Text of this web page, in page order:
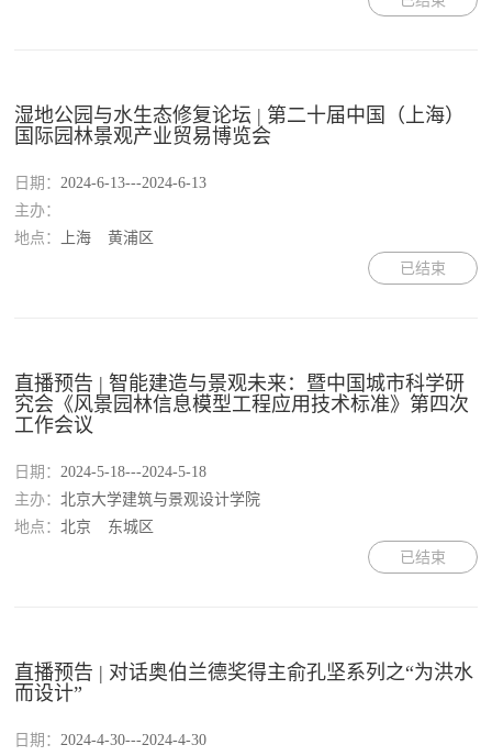
湿地公园与水生态修复论坛 | 第二十届中国（上海）
国际园林景观产业贸易博览会
日期：2024-6-13---2024-6-13
主办：
地点：
上海
黄浦区
已结束
直播预告 | 智能建造与景观未来：暨中国城市科学研
究会《风景园林信息模型工程应用技术标准》第四次
工作会议
日期：2024-5-18---2024-5-18
主办：北京大学建筑与景观设计学院
地点：北京
东城区
已结束
直播预告 | 对话奥伯兰德奖得主俞孔坚系列之“为洪水
而设计”
日期：2024-4-30---2024-4-30